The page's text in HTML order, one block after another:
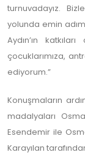
turnuvadayız.
yolunda emin
Aydın’ın
çocuklarımıza,
ediyorum.”
Konuşmaların
madalyaları
Esendemir ile
Karayılan